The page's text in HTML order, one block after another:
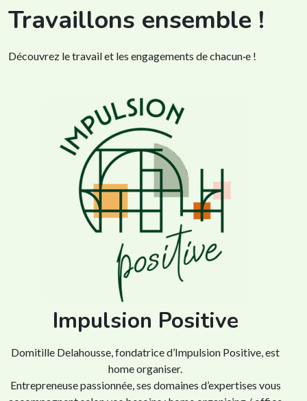
Travaillons ensemble !
Découvrez le travail et les engagements de chacun·e !
Impulsion Positive
Domitille Delahousse, fondatrice d’Impulsion Positive, est
home organiser.
Entrepreneuse passionnée, ses domaines d’expertises vous